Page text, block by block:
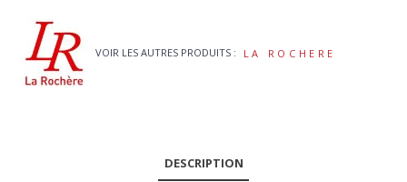
VOIR LES AUTRES PRODUITS : LA ROCHERE
DESCRIPTION